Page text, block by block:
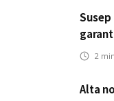
2
Alta